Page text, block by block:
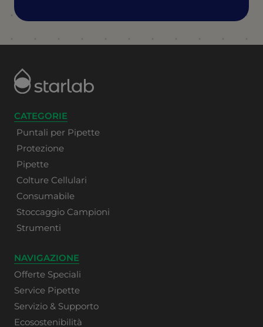
CATEGORIE
Puntali per Pipette
Protezione
Pipette
Colture Cellulari
Consumabile
Stoccaggio Campioni
Strumenti
NAVIGAZIONE
Offerte Speciali
Service Pipette
Servizio & Supporto
Ecosostenibilità